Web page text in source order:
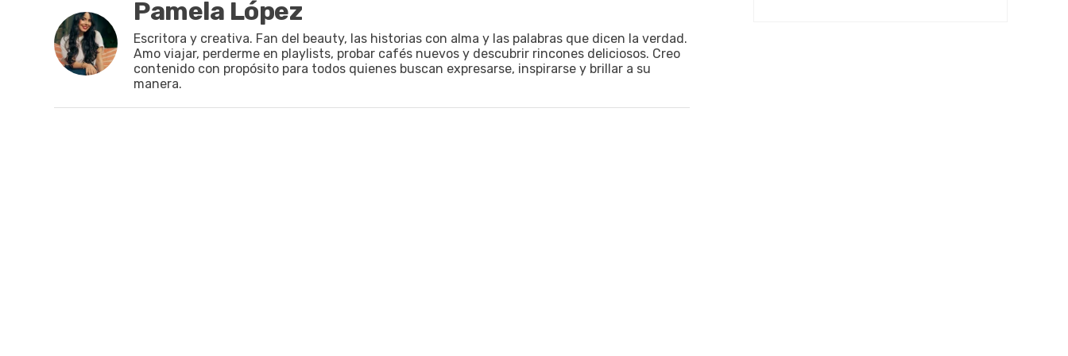
Pamela López
Escritora y creativa. Fan del beauty, las historias con alma y las palabras que dicen la verdad.
Amo viajar, perderme en playlists, probar cafés nuevos y descubrir rincones deliciosos. Creo
contenido con propósito para todos quienes buscan expresarse, inspirarse y brillar a su
manera.